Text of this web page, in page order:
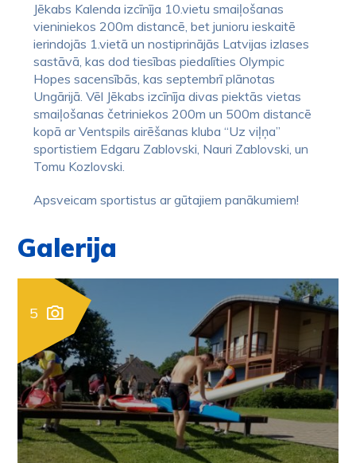
Jēkabs Kalenda izcīnīja 10.vietu smaiļošanas
vieniniekos 200m distancē, bet junioru ieskaitē
ierindojās 1.vietā un nostiprinājās Latvijas izlases
sastāvā, kas dod tiesības piedalīties Olympic
Hopes sacensībās, kas septembrī plānotas
Ungārijā. Vēl Jēkabs izcīnīja divas piektās vietas
smaiļošanas četriniekos 200m un 500m distancē
kopā ar Ventspils airēšanas kluba “Uz viļņa”
sportistiem Edgaru Zablovski, Nauri Zablovski, un
Tomu Kozlovski.
Apsveicam sportistus ar gūtajiem panākumiem!
Galerija
5